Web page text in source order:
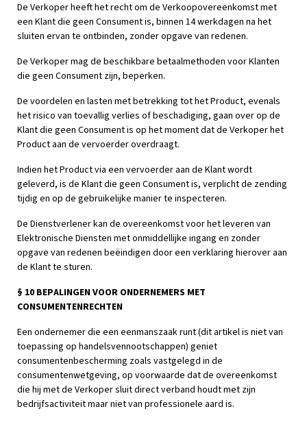
De Verkoper heeft het recht om de Verkoopovereenkomst met
een Klant die geen Consument is, binnen 14 werkdagen na het
sluiten ervan te ontbinden, zonder opgave van redenen.
De Verkoper mag de beschikbare betaalmethoden voor Klanten
die geen Consument zijn, beperken.
De voordelen en lasten met betrekking tot het Product, evenals
het risico van toevallig verlies of beschadiging, gaan over op de
Klant die geen Consument is op het moment dat de Verkoper het
Product aan de vervoerder overdraagt.
Indien het Product via een vervoerder aan de Klant wordt
geleverd, is de Klant die geen Consument is, verplicht de zending
tijdig en op de gebruikelijke manier te inspecteren.
De Dienstverlener kan de overeenkomst voor het leveren van
Elektronische Diensten met onmiddellijke ingang en zonder
opgave van redenen beëindigen door een verklaring hierover aan
de Klant te sturen.
§ 10 BEPALINGEN VOOR ONDERNEMERS MET
CONSUMENTENRECHTEN
Een ondernemer die een eenmanszaak runt (dit artikel is niet van
toepassing op handelsvennootschappen) geniet
consumentenbescherming zoals vastgelegd in de
consumentenwetgeving, op voorwaarde dat de overeenkomst
die hij met de Verkoper sluit direct verband houdt met zijn
bedrijfsactiviteit maar niet van professionele aard is.